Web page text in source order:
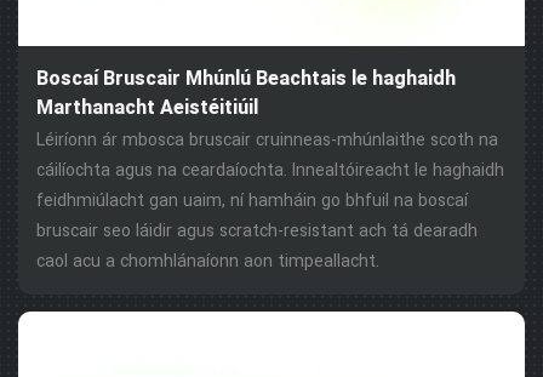
Boscaí Bruscair Mhúnlú Beachtais le haghaidh
Marthanacht Aeistéitiúil
Léiríonn ár mbosca bruscair cruinneas-mhúnlaithe scoth na
cáilíochta agus na ceardaíochta. Innealtóireacht le haghaidh
feidhmiúlacht gan uaim, ní hamháin go bhfuil na boscaí
bruscair seo láidir agus scratch-resistant ach tá dearadh
caol acu a chomhlánaíonn aon timpeallacht.